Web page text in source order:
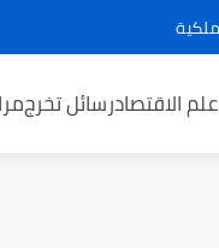
الاقتصادرسائل تخرج